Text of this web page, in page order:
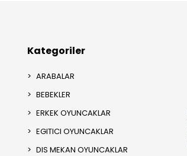
Kategoriler
ARABALAR
BEBEKLER
ERKEK OYUNCAKLAR
EGITICI OYUNCAKLAR
DIS MEKAN OYUNCAKLAR